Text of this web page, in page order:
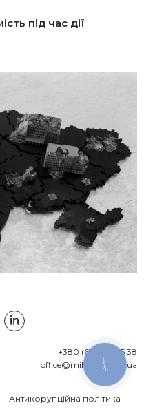
під час дії
+380 (67) 538 45 38
office@millerlawfirm.ua
Антикорупційна політика
КНОПКА
ЗВ'ЯЗКУ